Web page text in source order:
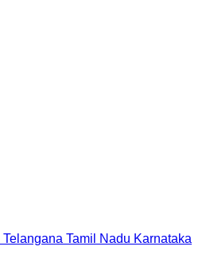
Telangana Tamil Nadu Karnataka